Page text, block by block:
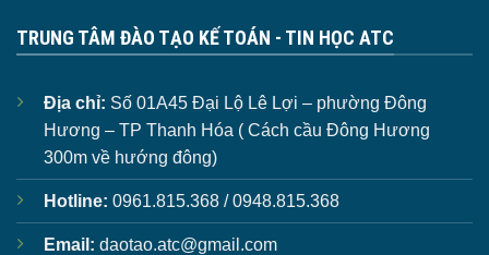
TRUNG TÂM ĐÀO TẠO KẾ TOÁN - TIN HỌC ATC
Địa chỉ: Số 01A45 Đại Lộ Lê Lợi – phường Đông
Hương – TP Thanh Hóa ( Cách cầu Đông Hương
300m về hướng đông)
Hotline: 0961.815.368 / 0948.815.368
Email: daotao.atc@gmail.com